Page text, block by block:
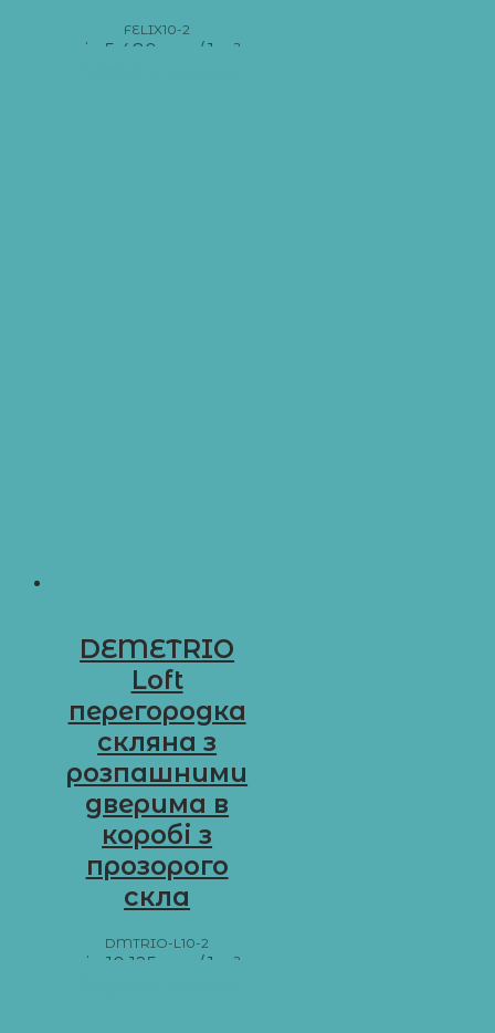
FELIX10-2
від 5 480
/ 1 м²
DEMETRIO
Loft
перегородка
скляна з
розпашними
дверима в
коробі з
прозорого
скла
DMTRIO-L10-2
від 10 125
/ 1 м²